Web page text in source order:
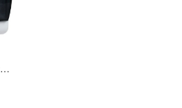
KREPTA 3 Корпус пластиковый КМПн 2/6 IP30 белый IEK